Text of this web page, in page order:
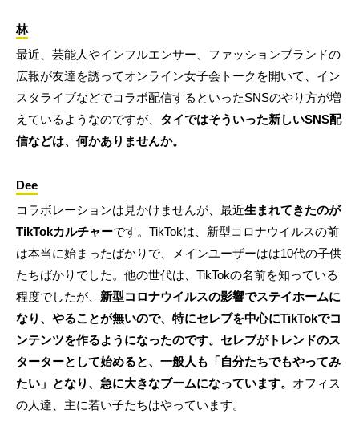
林
最近、芸能人やインフルエンサー、ファッションブランドの
広報が友達を誘ってオンライン女子会トークを開いて、イン
スタライブなどでコラボ配信するといったSNSのやり方が増
えているようなのですが、 タイではそういった新しいSNS配
信などは、何かありませんか。
Dee
コラボレーションは見かけませんが、最近生まれてきたのが
TikTokカルチャーです。TikTokは、新型コロナウイルスの前
は本当に始まったばかりで、メインユーザーはは10代の子供
たちばかりでした。他の世代は、TikTokの名前を知っている
程度でしたが、 新型コロナウイルスの影響でステイホームに
なり、やることが無いので、特にセレブを中心にTikTokでコ
ンテンツを作るようになったのです。セレブがトレンドのス
ターターとして始めると、一般人も「自分たちでもやってみ
たい」となり、急に大きなブームになっています。 オフィス
の人達、主に若い子たちはやっています。